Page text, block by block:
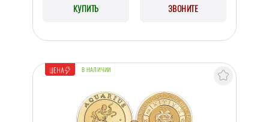
КУПИТЬ ЗВОНИТЕ
ЛУЧШЕЕ
В НАЛИЧИИ